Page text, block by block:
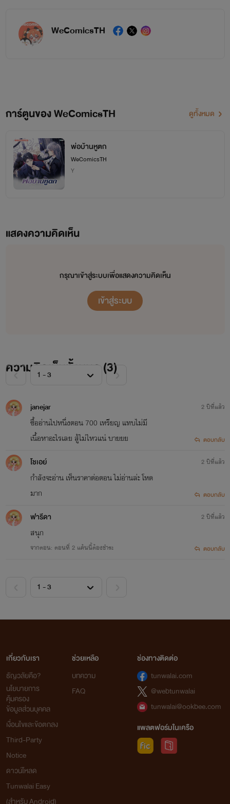
WeComicsTH
การ์ตูนของ WeComicsTH ดูทั้งหมด
พ่อบ้านหูตก
WeComicsTH
Y
แสดงความคิดเห็น
กรุณาเข้าสู่ระบบเพื่อแสดงความคิดเห็น
เข้าสู่ระบบ
ความคิดเห็นทั้งหมด (3)
janejar
ซื้ออ่านไปหนึ่งตอน 700 เหรียญ แทบไม่มี
เนื้อหาอะไรเลย สู้ไม่ไหวแน่ บายยย
2 ปีที่แล้ว
ตอบกลับ
โชเอย์
กำลังจะอ่าน เห็นราคาต่อตอน ไม่อ่านล่ะ โหด
มาก
2 ปีที่แล้ว
ตอบกลับ
ฟารีดา
สนุก
จากตอน: ตอนที่ 2 แค้นนี้ต้องชำระ
2 ปีที่แล้ว
ตอบกลับ
เกี่ยวกับเรา
ธัญวลัยคือ?
นโยบายการ
คุ้มครอง
ข้อมูลส่วนบุคคล
เงื่อนไขและข้อตกลง
Third-Party
Notice
ดาวน์โหลด
Tunwalai Easy
ช่วยเหลือ
บทความ
FAQ
ช่องทางติดต่อ
tunwalai.com
@webtunwalai
tunwalai@ookbee.com
แพลตฟอร์มในเครือ